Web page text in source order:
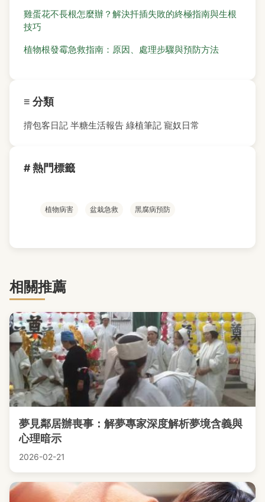
雞蛋花不長根怎麼辦？解決扦插失敗的終極指南與生根
技巧
植物根發霉急救指南：原因、處理步驟與預防方法
≡ 分類
揹包客日記 半糖生活報告 綠植筆記 寵奴日常
# 熱門標籤
植物病害 盆栽急救 黑腐病預防
相關推薦
夢見鄰居辦喪事：解夢專家深度解析夢境含義與
心理暗示
2026-02-21